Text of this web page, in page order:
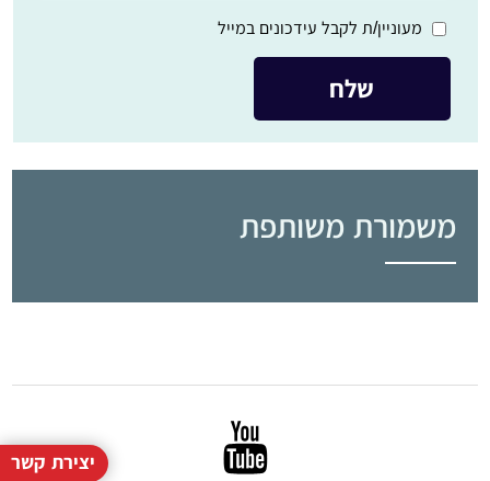
מעוניין/ת לקבל עידכונים במייל
משמורת משותפת
יצירת קשר